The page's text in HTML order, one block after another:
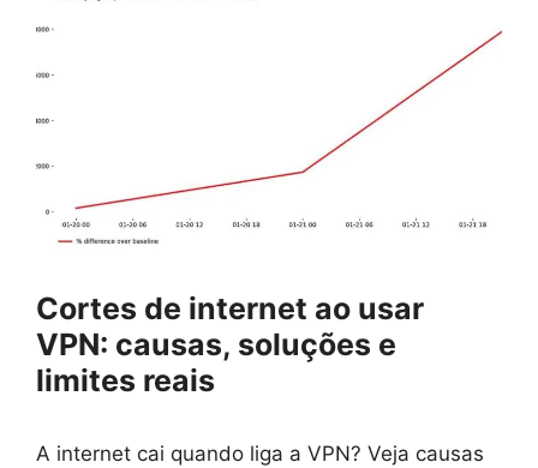
Cortes de internet ao usar
VPN: causas, soluções e
limites reais
A internet cai quando liga a VPN? Veja causas